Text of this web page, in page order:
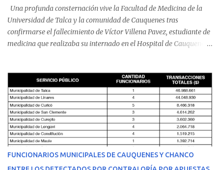
Una profunda consternación vive la Facultad de Medicina de la
Universidad de Talca y la comunidad de Cauquenes tras
confirmarse el fallecimiento de Víctor Villena Pavez, estudiante de
medicina que realizaba su internado en el Hospital de Cauquenes.
malestares físicos. Dada la complejidad de su estado de salud, el
equipo médico determinó su traslado de urgencia al Hospital
Regional de Talca y dado la urgencia la ambulancia partió hacia
Talca con escolta de Carabineros. En medio del traslado, el
estudiante de medicina de 25 años, se agravó y pese a los esfuerzos
del personal de emergencia terminó falleciendo, sin alcanzar a
recibir atención especializada en el centro de destino. Apenas se
conoció la gravedad de su condición, sus padres —residentes en
FUNCIONARIOS MUNICIPALES DE CAUQUENES Y CHANCO